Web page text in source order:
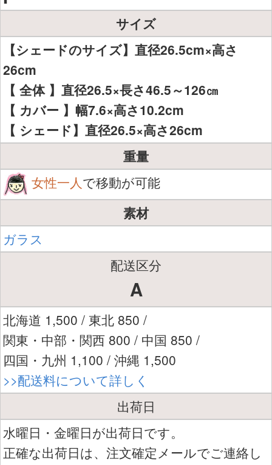
サイズ
【シェードのサイズ】直径26.5cm×高さ
26cm
【 全体 】直径26.5×長さ46.5～126㎝
【 カバー 】幅7.6×高さ10.2cm
【 シェード】直径26.5×高さ26cm
重量
女性一人で移動が可能
素材
ガラス
配送区分
A
北海道 1,500 / 東北 850 /
関東・中部・関西 800 / 中国 850 /
四国・九州 1,100 / 沖縄 1,500
>>配送料について詳しく
出荷日
水曜日・金曜日が出荷日です。
正確な出荷日は、注文確定メールでご連絡し